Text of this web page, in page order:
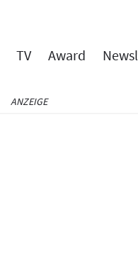
TV Award
ANZEIGE